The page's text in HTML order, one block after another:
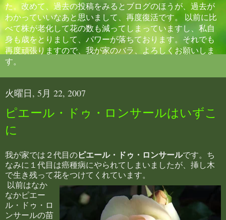
た。改めて、過去の投稿をみるとブログのほうが、過去が
わかっていいなあと思いまして、再度復活です。 以前に比
べて株が老化して花の数も減ってしまっていますし、私自
身も歳をとりまして、パワーが落ちております。それでも
再度頑張りますので、我が家のバラ、よろしくお願いしま
す。
火曜日, 5月 22, 2007
ピエール・ドゥ・ロンサールはいずこ
に
我が家では２代目のピエール・ドゥ・ロンサールです。ち
なみに１代目は癌種病にやられてしまいましたが、挿し木
で生き残って花をつけてくれています。
以前はなか
なかピエー
ル・ドゥ・ロ
ンサールの苗